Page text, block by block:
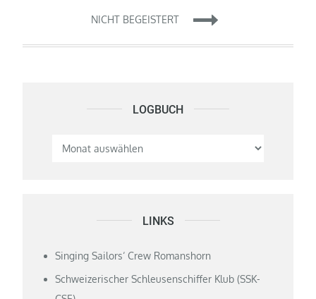
NICHT BEGEISTERT
LOGBUCH Logbuch
LINKS
Singing Sailors‘ Crew Romanshorn
Schweizerischer Schleusenschiffer Klub (SSK-